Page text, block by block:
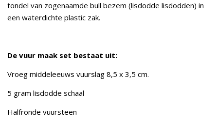
tondel van zogenaamde bull bezem (lisdodde lisdodden) in
een waterdichte plastic zak.
De vuur maak set bestaat uit:
Vroeg middeleeuws vuurslag 8,5 x 3,5 cm.
5 gram lisdodde schaal
Halfronde vuursteen